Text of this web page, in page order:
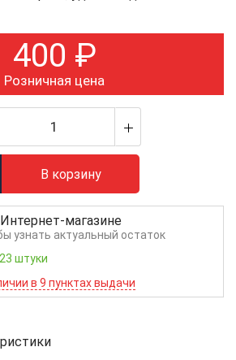
400 ₽
Розничная цена
В корзину
Интернет-магазине
узнать актуальный остаток
23 штуки
в 9 пунктах выдачи